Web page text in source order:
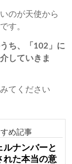
のが天使から
です。
ち、「102」に
していきま
てください
め記事
ルナンバーと
れた本当の意